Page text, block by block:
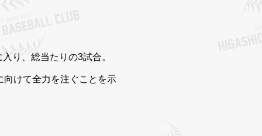
り、総当たりの3試合。
けて全力を注ぐことを示